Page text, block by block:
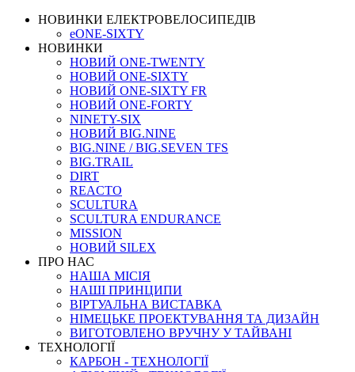
НОВИНКИ ЕЛЕКТРОВЕЛОСИПЕДІВ
eONE-SIXTY
НОВИНКИ
НОВИЙ ONE-TWENTY
НОВИЙ ONE-SIXTY
НОВИЙ ONE-SIXTY FR
НОВИЙ ONE-FORTY
NINETY-SIX
НОВИЙ BIG.NINE
BIG.NINE / BIG.SEVEN TFS
BIG.TRAIL
DIRT
REACTO
SCULTURA
SCULTURA ENDURANCE
MISSION
НОВИЙ SILEX
ПРО НАС
НАША МICIЯ
НАШI ПРИНЦИПИ
ВIРТУАЛЬНА ВИСТАВКА
НІМЕЦЬКЕ ПРОЕКТУВАННЯ ТА ДИЗАЙН
ВИГОТОВЛЕНО ВРУЧНУ У ТАЙВАНІ
ТЕХНОЛОГІЇ
КАРБОН - ТЕХНОЛОГІЇ